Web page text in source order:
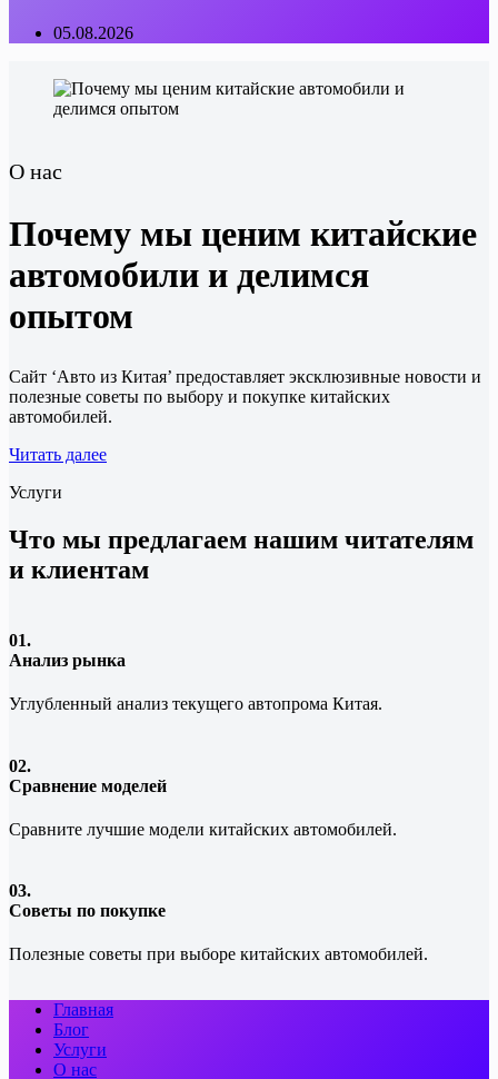
05.08.2026
О нас
Почему мы ценим китайские
автомобили и делимся
опытом
Сайт ‘Авто из Китая’ предоставляет эксклюзивные новости и
полезные советы по выбору и покупке китайских
автомобилей.
Читать далее
Услуги
Что мы предлагаем нашим читателям
и клиентам
01.
Анализ рынка
Углубленный анализ текущего автопрома Китая.
02.
Сравнение моделей
Сравните лучшие модели китайских автомобилей.
03.
Советы по покупке
Полезные советы при выборе китайских автомобилей.
Главная
Блог
Услуги
О нас